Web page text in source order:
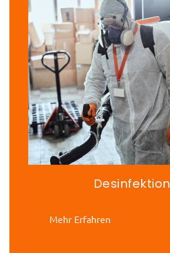
Desinfektion
Mehr Erfahren